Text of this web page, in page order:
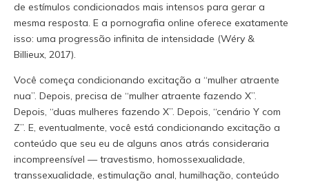
de estímulos condicionados mais intensos para gerar a
mesma resposta. E a pornografia online oferece exatamente
isso: uma progressão infinita de intensidade (Wéry &
Billieux, 2017).
Você começa condicionando excitação a “mulher atraente
nua”. Depois, precisa de “mulher atraente fazendo X”.
Depois, “duas mulheres fazendo X”. Depois, “cenário Y com
Z”. E, eventualmente, você está condicionando excitação a
conteúdo que seu eu de alguns anos atrás consideraria
incompreensível — travestismo, homossexualidade,
transsexualidade, estimulação anal, humilhação, conteúdo